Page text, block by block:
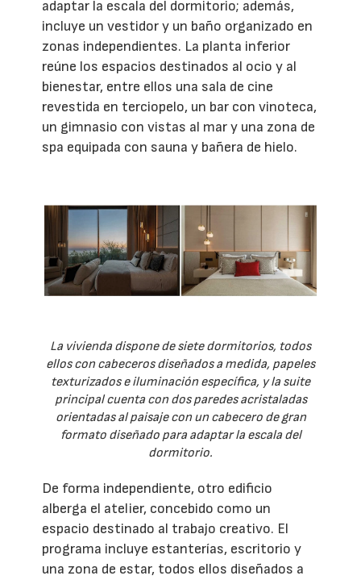
adaptar la escala del dormitorio; además,
incluye un vestidor y un baño organizado en
zonas independientes. La planta inferior
reúne los espacios destinados al ocio y al
bienestar, entre ellos una sala de cine
revestida en terciopelo, un bar con vinoteca,
un gimnasio con vistas al mar y una zona de
spa equipada con sauna y bañera de hielo.
La vivienda dispone de siete dormitorios, todos
ellos con cabeceros diseñados a medida, papeles
texturizados e iluminación específica, y la suite
principal cuenta con dos paredes acristaladas
orientadas al paisaje con un cabecero de gran
formato diseñado para adaptar la escala del
dormitorio.
De forma independiente, otro edificio
alberga el atelier, concebido como un
espacio destinado al trabajo creativo. El
programa incluye estanterías, escritorio y
una zona de estar, todos ellos diseñados a